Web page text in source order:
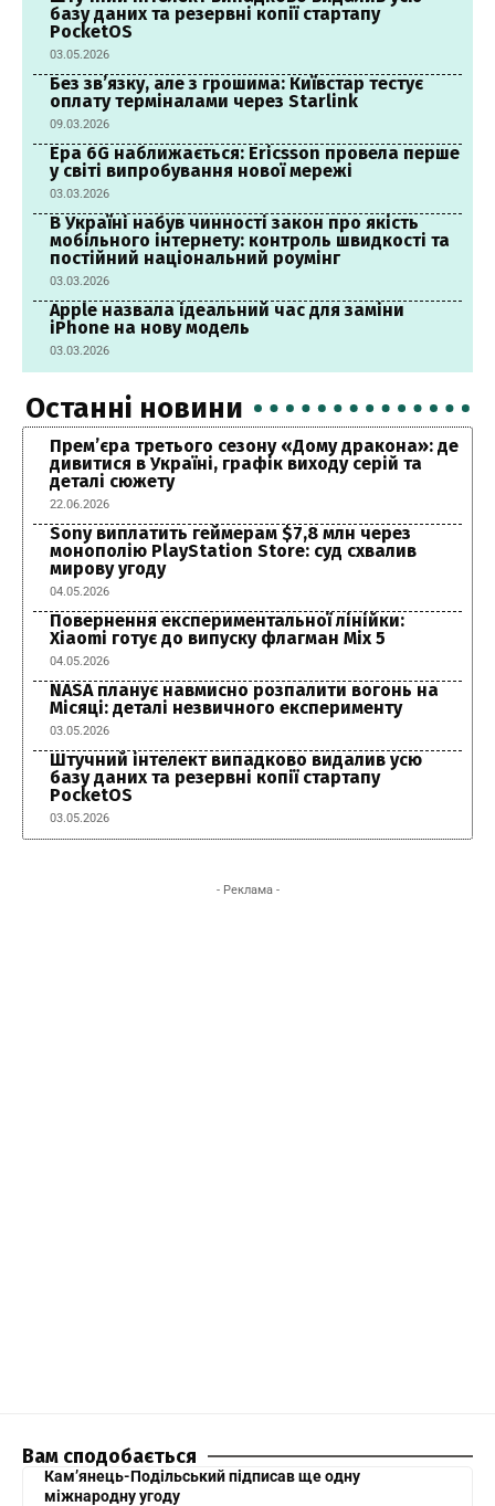
базу даних та резервні копії стартапу
PocketOS
03.05.2026
Без зв’язку, але з грошима: Київстар тестує
оплату терміналами через Starlink
09.03.2026
Ера 6G наближається: Ericsson провела перше
у світі випробування нової мережі
03.03.2026
В Україні набув чинності закон про якість
мобільного інтернету: контроль швидкості та
постійний національний роумінг
03.03.2026
Apple назвала ідеальний час для заміни
iPhone на нову модель
03.03.2026
Останні новини
Прем’єра третього сезону «Дому дракона»: де
дивитися в Україні, графік виходу серій та
деталі сюжету
22.06.2026
Sony виплатить геймерам $7,8 млн через
монополію PlayStation Store: суд схвалив
мирову угоду
04.05.2026
Повернення експериментальної лінійки:
Xiaomi готує до випуску флагман Mix 5
04.05.2026
NASA планує навмисно розпалити вогонь на
Місяці: деталі незвичного експерименту
03.05.2026
Штучний інтелект випадково видалив усю
базу даних та резервні копії стартапу
PocketOS
03.05.2026
- Реклама -
Вам сподобається
Кам’янець-Подільський підписав ще одну
міжнародну угоду